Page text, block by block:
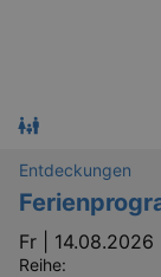
Entdeckungen
Fr | 14.08.2026
Reihe: